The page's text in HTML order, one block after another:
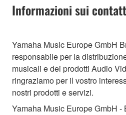
Informazioni sui
Yamaha Music Europe GmbH
responsabile per la
musicali e dei prodotti Audio
ringraziamo per il vostro
nostri prodotti e servizi.
Yamaha Music Europe GmbH -